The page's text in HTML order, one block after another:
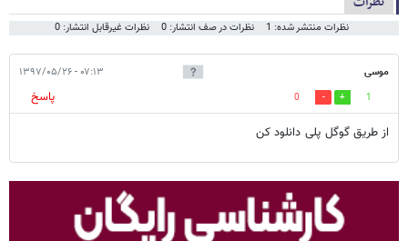
نظرات منتشر شده: 1 نظرات در صف انتشار: 0 نظرات غیرقابل انتشار: 0
موسی ۰۷:۱۳ - ۱۳۹۷/۰۵/۲۶
1
0
پاسخ
از طریق گوگل پلی دانلود کن